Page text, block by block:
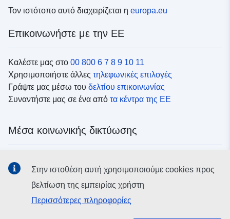
Τον ιστότοπο αυτό διαχειρίζεται η europa.eu
Επικοινωνήστε με την ΕΕ
Καλέστε μας στο 00 800 6 7 8 9 10 11
Χρησιμοποιήστε άλλες τηλεφωνικές επιλογές
Γράψτε μας μέσω του δελτίου επικοινωνίας
Συναντήστε μας σε ένα από τα κέντρα της ΕΕ
Μέσα κοινωνικής δικτύωσης
δικτύωσηςΣτην ιστοθέση αυτή χρησιμοποιούμε cookies προς
βελτίωση της εμπειρίας χρήστη
Περισσότερες πληροφορίες